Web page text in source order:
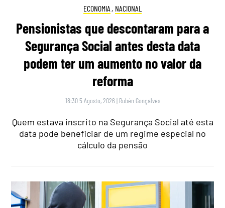
ECONOMIA , NACIONAL
Pensionistas que descontaram para a
Segurança Social antes desta data
podem ter um aumento no valor da
reforma
18:30 5 Agosto, 2026 | Rubén Gonçalves
Quem estava inscrito na Segurança Social até esta
data pode beneficiar de um regime especial no
cálculo da pensão